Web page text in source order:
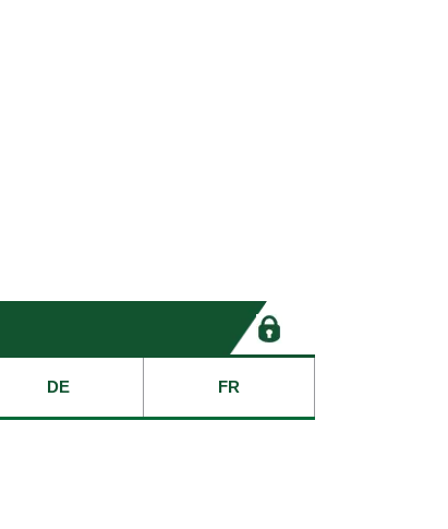
DE FR